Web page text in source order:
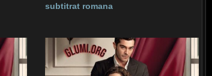
subtitrat romana